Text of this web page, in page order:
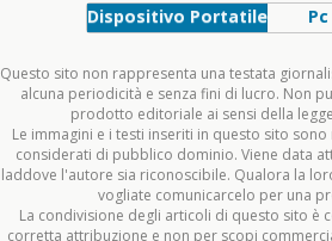
Dispositivo Portatile
Questo sito non rappresenta una testata
alcuna periodicità e senza fini di lucro. Non
prodotto editoriale ai sensi della
Le immagini e i testi inseriti in questo sito
considerati di pubblico dominio. Viene data
laddove l'autore sia riconoscibile. Qualora la
vogliate comunicarcelo per una
La condivisione degli articoli di questo sito è
corretta attribuzione e non per scopi